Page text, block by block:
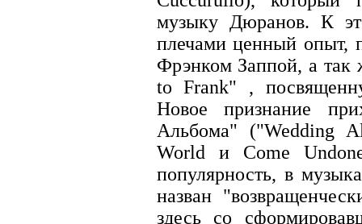
музыку Дюранов. К
плечами ценный опыт,
Фрэнком Заппой, а так
to Frank" ,
Новое признание
Альбома" ("Wedding
World и Come
популярность, в
назван
здесь со